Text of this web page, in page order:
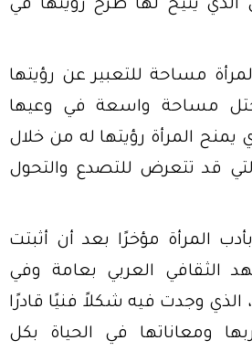
الذي يتيح لها طرح رؤيتها في
مساحة للتعبير عن رؤيتها
احتل مساحة واسعة في وعيها
يمنح المرأة رؤيتها له من خلال
قد تتعرض للتصدع والتحول
المرأة مؤخرًا بعد أن أثبتت
الثقافي العربي بعامة وفي
الذي وجدت فيه شكلاً فنيًا قادرًا
ومعاناتها في الحياة بكل